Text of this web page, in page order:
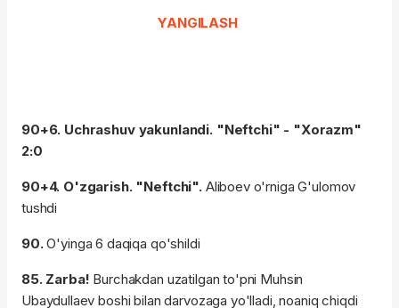
YANGILASH
90+6. Uchrashuv yakunlandi. "Neftchi" - "Xorazm"
2:0
90+4. O'zgarish. "Neftchi". Aliboev o'rniga G'ulomov
tushdi
90.O'yinga 6 daqiqa qo'shildi
85. Zarba! Burchakdan uzatilgan to'pni Muhsin
Ubaydullaev boshi bilan darvozaga yo'lladi, noaniq chiqdi